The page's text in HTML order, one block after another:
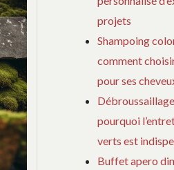
projets
Shampoing
comment
pour ses
pourquoi
verts est
Buffet apero